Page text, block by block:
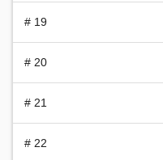
# 19
# 20
# 21
# 22